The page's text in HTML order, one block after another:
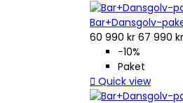
Bar+Dansgolv-
60 990 kr 67 990 kr
−10%
Paket
 Quick view